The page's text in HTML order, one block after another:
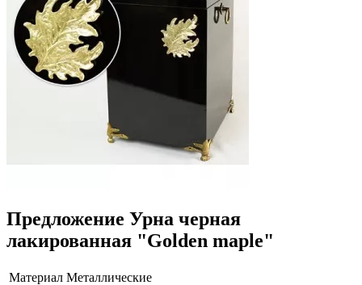
Предложение Урна черная
лакированная "Golden maple"
Материал Металлические